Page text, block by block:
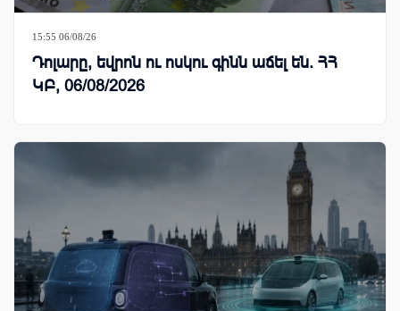
15:55 06/08/26
Դոլարը, եվրոն ու ոսկու գինն աճել են. ՀՀ
ԿԲ, 06/08/2026